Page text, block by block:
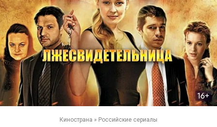
Кинострана » Российские сериалы